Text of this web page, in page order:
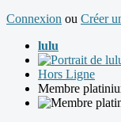
Connexion ou Créer
lulu
Hors Ligne
Membre